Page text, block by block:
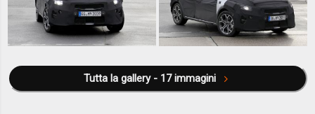
Tutta la gallery - 17 immagini